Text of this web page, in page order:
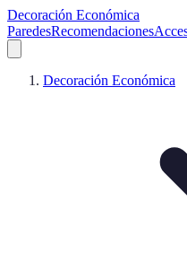
Decoración Económica
ParedesRecomendaciones
Decoración Económica